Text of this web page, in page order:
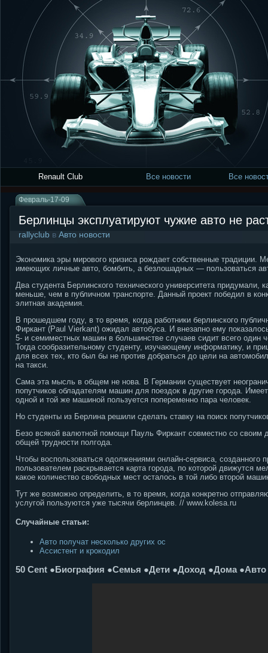
Renault Club Все новости Все
Февраль-17-09
Берлинцы эксплуатируют чужие авто не
rallyclub в Авто новости
Экономика эры мирового кризиса рождает собственные традиции.
имеющих личные авто, бомбить, а безлошадных — пользоваться
Два студента Берлинского технического университета
меньше, чем в публичном транспорте. Данный проект победил в
элитная академия.
В прошедшем году, в то время, когда работники берлинского
Фиркант (Paul Vierkant) ожидал автобуса. И внезапно ему
5- и семиместных машин в большинстве случаев сидит всего один
Тогда сообразительному студенту, изучающему информатику, и
для всех тех, кто был бы не против добраться до цели на
на такси.
Сама эта мысль в общем не нова. В Германии существует
попутчиков обладателям машин для поездок в другие города.
одной и той же машиной пользуется попеременно пара человек.
Но студенты из Берлина решили сделать ставку на поиск
Безо всякой валютной помощи Пауль Фиркант совместно со
общей трудности полгода.
Чтобы воспользоваться одолжениями онлайн-сервиса, созданного
пользователем раскрывается карта города, по которой движутся
какое количество свободных мест осталось в той либо второй
Тут же возможно определить, в то время, когда конкретно
услугой пользуются уже тысячи берлинцев. // www.kolesa.ru
Случайные статьи:
Авто получат несколько других ос
Ассистент и крокодил
50 Cent ●Биография ●Семья ●Дети ●Доход ●Дома ●Авто